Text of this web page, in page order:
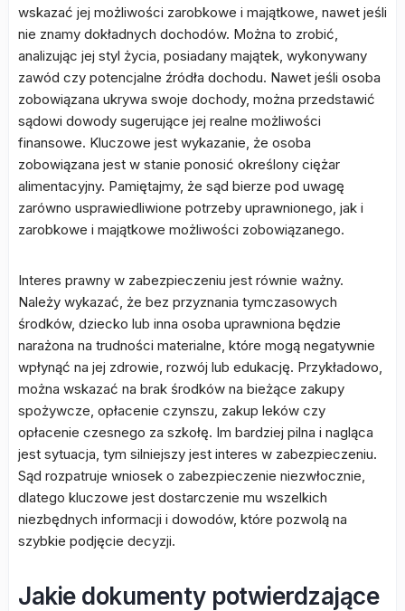
wskazać jej możliwości zarobkowe i majątkowe, nawet jeśli
nie znamy dokładnych dochodów. Można to zrobić,
analizując jej styl życia, posiadany majątek, wykonywany
zawód czy potencjalne źródła dochodu. Nawet jeśli osoba
zobowiązana ukrywa swoje dochody, można przedstawić
sądowi dowody sugerujące jej realne możliwości
finansowe. Kluczowe jest wykazanie, że osoba
zobowiązana jest w stanie ponosić określony ciężar
alimentacyjny. Pamiętajmy, że sąd bierze pod uwagę
zarówno usprawiedliwione potrzeby uprawnionego, jak i
zarobkowe i majątkowe możliwości zobowiązanego.
Interes prawny w zabezpieczeniu jest równie ważny.
Należy wykazać, że bez przyznania tymczasowych
środków, dziecko lub inna osoba uprawniona będzie
narażona na trudności materialne, które mogą negatywnie
wpłynąć na jej zdrowie, rozwój lub edukację. Przykładowo,
można wskazać na brak środków na bieżące zakupy
spożywcze, opłacenie czynszu, zakup leków czy
opłacenie czesnego za szkołę. Im bardziej pilna i nagląca
jest sytuacja, tym silniejszy jest interes w zabezpieczeniu.
Sąd rozpatruje wniosek o zabezpieczenie niezwłocznie,
dlatego kluczowe jest dostarczenie mu wszelkich
niezbędnych informacji i dowodów, które pozwolą na
szybkie podjęcie decyzji.
Jakie dokumenty potwierdzające